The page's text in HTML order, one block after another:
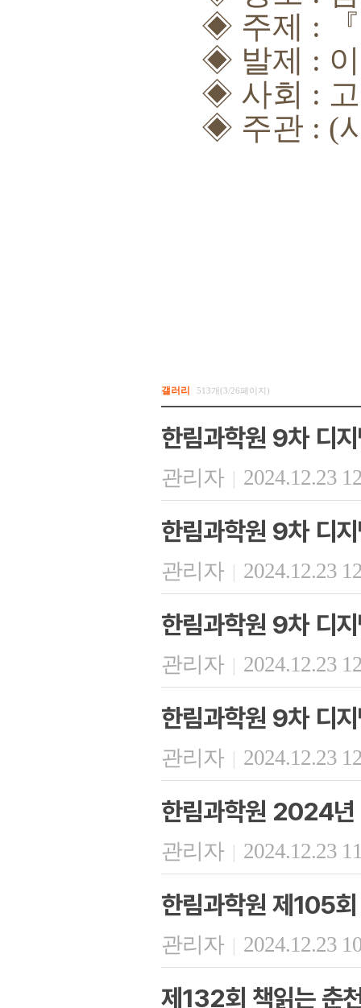
◈ 주제 :
◈ 발제 :
◈ 사회 :
◈ 주관 : (
갤러리 513개(3/26페이지)
한림과학원 9차 디
관리자 | 2024.12.23
한림과학원 9차 디
관리자 | 2024.12.23
한림과학원 9차 디
관리자 | 2024.12.23
한림과학원 9차 디
관리자 | 2024.12.23
한림과학원 2024년
관리자 | 2024.12.23
한림과학원 제105
관리자 | 2024.12.23
제132회 책읽는 춘